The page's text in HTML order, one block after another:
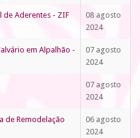
de Aderentes - ZIF
08 agosto
2024
em Alpalhão -
07 agosto
2024
07 agosto
2024
de Remodelação
06 agosto
2024